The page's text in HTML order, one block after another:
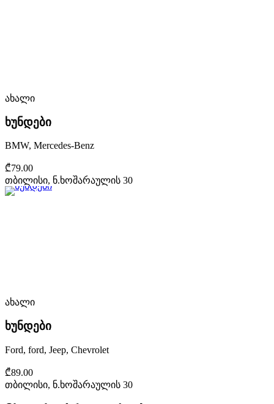
ახალი
ხუნდები
BMW, Mercedes-Benz
₾79.00
თბილისი, ნ.ხოშარაულის 30
ახალი
ხუნდები
Ford, ford, Jeep, Chevrolet
₾89.00
თბილისი, ნ.ხოშარაულის 30